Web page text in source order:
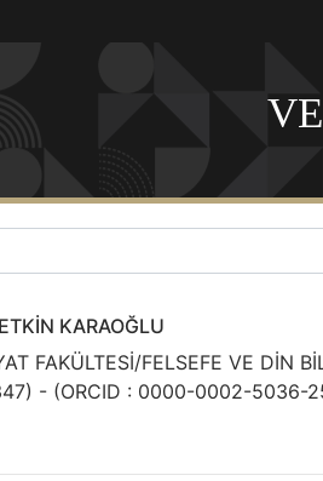
KARAOĞLU
FAKÜLTESİ/FELSEFE VE DİN
) - (ORCID : 0000-0002-5036-